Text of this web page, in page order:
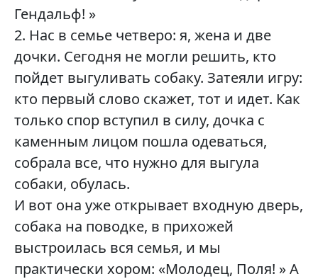
Гендальф! »
2. Нас в семье четверо: я, жена и две
дочки. Сегодня не могли решить, кто
пойдет выгуливать собаку. Затеяли игру:
кто первый слово скажет, тот и идет. Как
только спор вступил в силу, дочка с
каменным лицом пошла одеваться,
собрала все, что нужно для выгула
собаки, обулась.
И вот она уже открывает входную дверь,
собака на поводке, в прихожей
выстроилась вся семья, и мы
практически хором: «Молодец, Поля! » А